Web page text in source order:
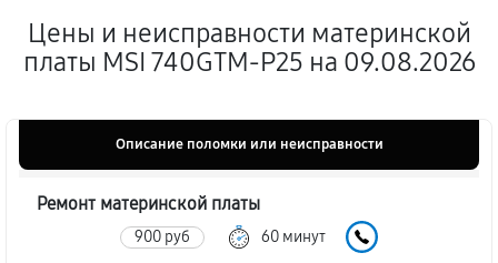
Цены и неисправности материнской
платы MSI 740GTM-P25 на 09.08.2026
Описание поломки или неисправности
Ремонт материнской платы
900 руб 60 минут